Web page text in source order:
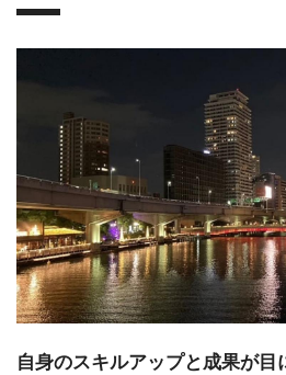
自身のスキルアップと成果が目